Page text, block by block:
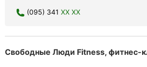
(095) 341 XX XX
Свободные Люди Fitness, фитнес-